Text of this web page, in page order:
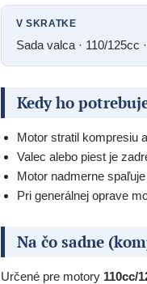
V SKRATKE
Sada valca · 110/125cc
Kedy ho
Motor stratil kompresiu
Valec alebo piest je
Motor nadmerne
Pri generálnej oprave
Na čo sadne
Určené pre motory 110cc/